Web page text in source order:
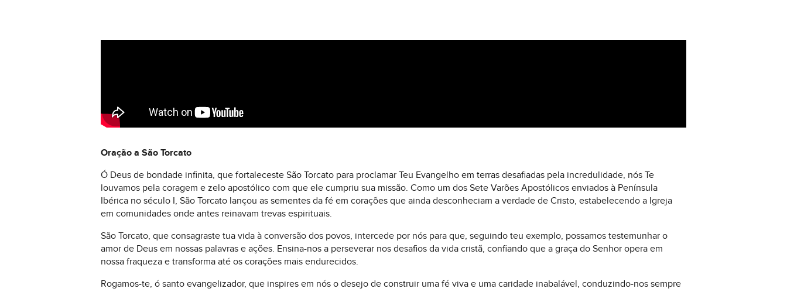
Oração a São Torcato
Ó Deus de bondade infinita, que fortaleceste São Torcato para proclamar Teu Evangelho em terras desafiadas pela incredulidade, nós Te
louvamos pela coragem e zelo apostólico com que ele cumpriu sua missão. Como um dos Sete Varões Apostólicos enviados à Península
Ibérica no século I, São Torcato lançou as sementes da fé em corações que ainda desconheciam a verdade de Cristo, estabelecendo a Igreja
em comunidades onde antes reinavam trevas espirituais.
São Torcato, que consagraste tua vida à conversão dos povos, intercede por nós para que, seguindo teu exemplo, possamos testemunhar o
amor de Deus em nossas palavras e ações. Ensina-nos a perseverar nos desafios da vida cristã, confiando que a graça do Senhor opera em
nossa fraqueza e transforma até os corações mais endurecidos.
Rogamos-te, ó santo evangelizador, que inspires em nós o desejo de construir uma fé viva e uma caridade inabalável, conduzindo-nos sempre